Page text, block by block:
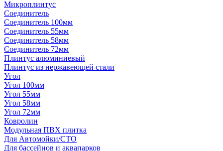
Микроплинтус
Соединитель
Соединитель 100мм
Соединитель 55мм
Соединитель 58мм
Соединитель 72мм
Плинтус алюминиевый
Плинтус из нержавеющей стали
Угол
Угол 100мм
Угол 55мм
Угол 58мм
Угол 72мм
Ковролин
Модульная ПВХ плитка
Для Автомойки/СТО
Для бассейнов и аквапарков